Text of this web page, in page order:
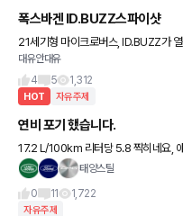
폭스바겐 ID.BUZZ스파이샷
21세기형 마이크로버스, ID.BUZZ가 열심
P기준 550Km 주행가능하다하니 국내기준 400중후반 되겠네요
ㅎㅎㅎ
대유안대유
4
5 1,312
HOT 자유주제
연비 포기 했습니다.
17.2 L/100km 리터당 5.8 찍히네요, 애초에 연비를 보고 타는 자동
차는 아니지만 그래도 한 번 씩 밟을때마다 게이지 주는게 눈으로
태양스틸
0
11 1,722
자유주제